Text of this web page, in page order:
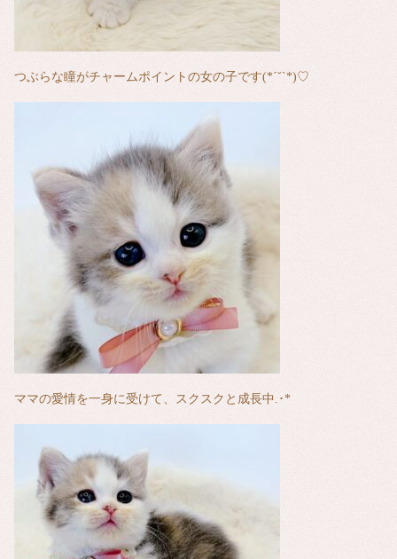
つぶらな瞳がチャームポイントの女の子です(*´˘`*)♡
ママの愛情を一身に受けて、スクスクと成長中.･*